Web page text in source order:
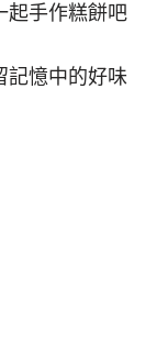
起手作糕餅吧
記憶中的好味